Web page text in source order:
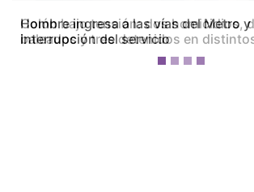
Colón bajo tensión: dos homicidios,
baleados y tres detenidos en